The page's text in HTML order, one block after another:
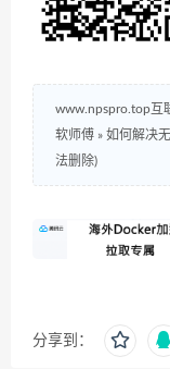
www.npspro.top互
软师傅 » 如何解决
法删除)
分享到：